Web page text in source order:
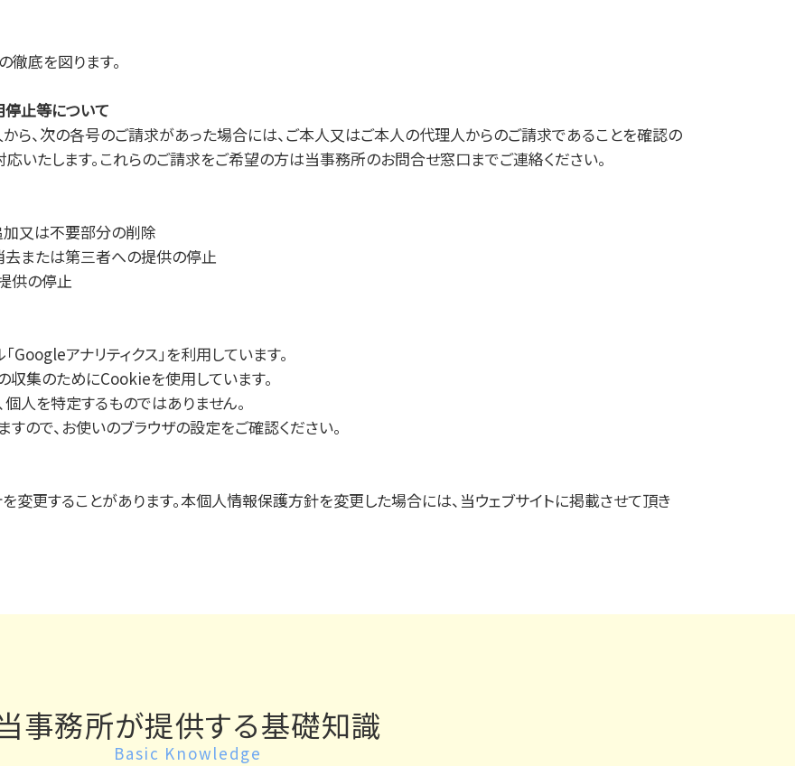
底を図ります。
停止等について
ら、次の各号のご請求があった場合には、ご本人又はご本人の代理人からのご請求であることを確認の
応いたします。これらのご請求をご希望の方は当事務所のお問合せ窓口までご連絡ください。
又は不要部分の削除
または第三者への提供の停止
供の停止
アナリティクス」を利用しています。
収集のためにCookieを使用しています。
人を特定するものではありません。
ので、お使いのブラウザの設定をご確認ください。
更することがあります。本個人情報保護方針を変更した場合には、当ウェブサイトに掲載させて頂き
事務所が提供する基礎知識
Basic Knowledge